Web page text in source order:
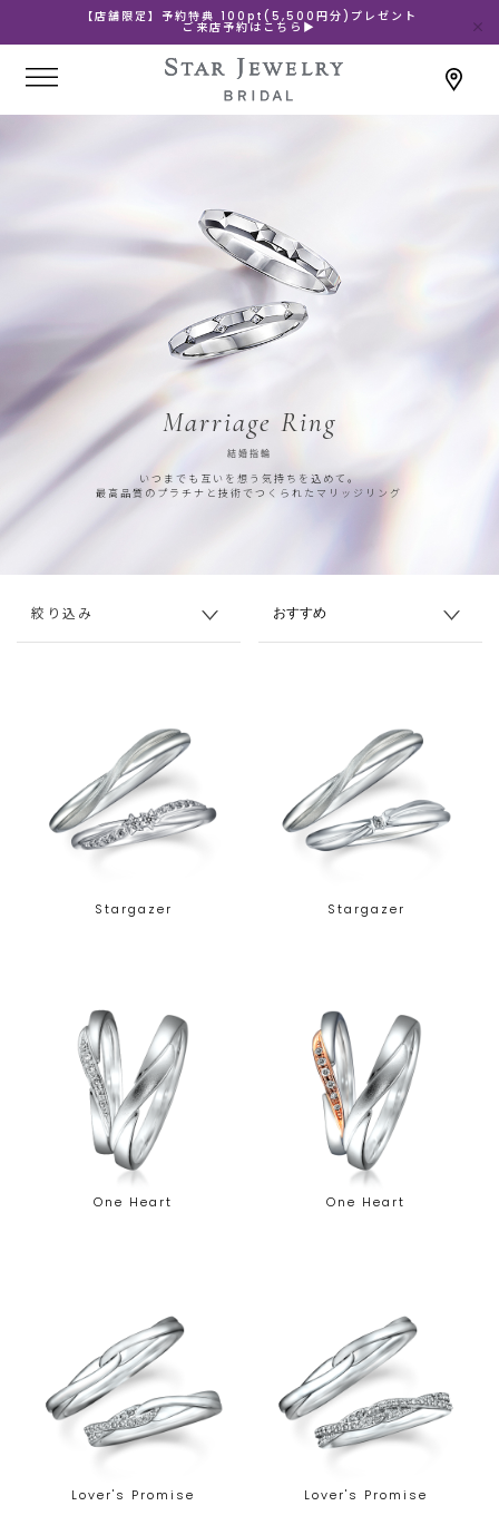
【店舗限定】予約特典 100pt(5,500円分)プレゼント
ご来店予約はこちら▶
Marriage Ring
結婚指輪
いつまでも互いを想う気持ちを込めて。
最高品質のプラチナと技術でつくられたマリッジリング
絞り込み
Stargazer Stargazer
One Heart One Heart
Lover's Promise Lover's Promise